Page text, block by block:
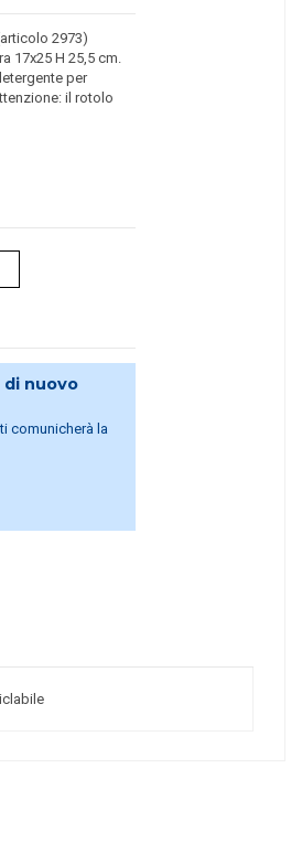
2973)
17x25 H 25,5 cm.
per
il rotolo
nuovo
comunicherà la